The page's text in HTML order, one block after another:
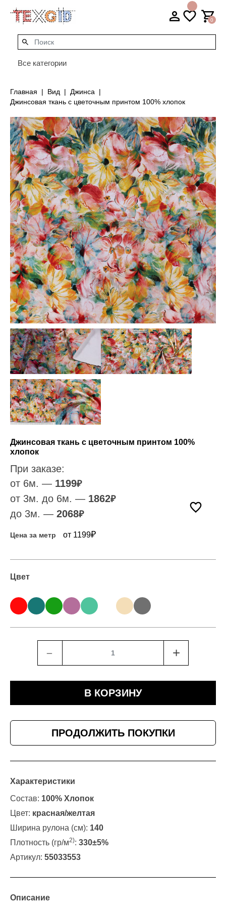
0
Все категории
Главная Вид
Джинса
Джинсовая ткань с цветочным принтом 100% хлопок
Джинсовая ткань с цветочным принтом 100%
хлопок
При заказе:
от 6м. — 1199₽
от 3м. до 6м. — 1862₽
до 3м. — 2068₽
Цена за метр от 1199₽
Цвет
﹣ +
В КОРЗИНУ
ПРОДОЛЖИТЬ ПОКУПКИ
Характеристики
Состав: 100% Хлопок
Цвет: красная/желтая
Ширина рулона (см): 140
Плотность (гр/м2): 330±5%
Артикул: 55033553
Описание